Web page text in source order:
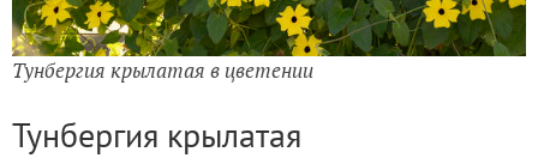
Тунбергия крылатая в цветении
Тунбергия крылатая